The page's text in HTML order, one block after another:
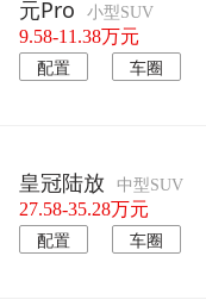
元Pro 小型SUV
9.58-11.38万元
配置 车圈
皇冠陆放 中型SUV
27.58-35.28万元
配置 车圈